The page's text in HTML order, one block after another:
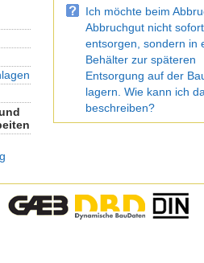
Ich möchte beim
Abbruchgut nicht sofort
entsorgen, sondern in
Behälter zur späteren
Entsorgung auf der
lagern. Wie kann ich
beschreiben?